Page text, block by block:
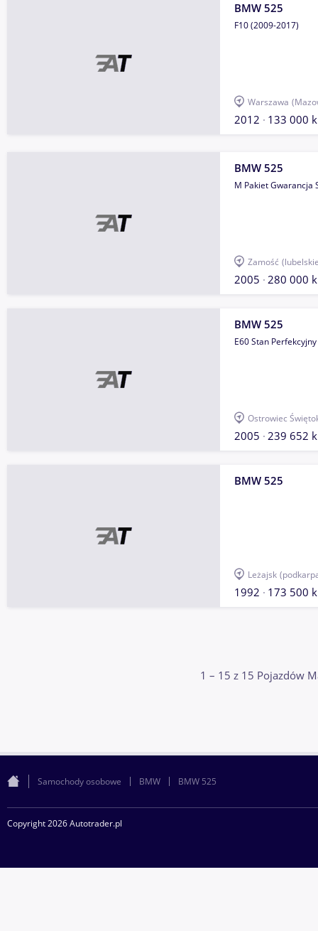
BMW 525
F10 (2009-2017)
Warszawa
2012 133 000
BMW 525
M Pakiet Gwarancja
Zamość
2005 280 000
BMW 525
E60 Stan
Ostrowiec
2005 239 652
BMW 525
Leżajsk
1992 173 500
1 – 15 z 15 Pojazdów
Samochody osobowe BMW BMW 525
Copyright 2026 Autotrader.pl